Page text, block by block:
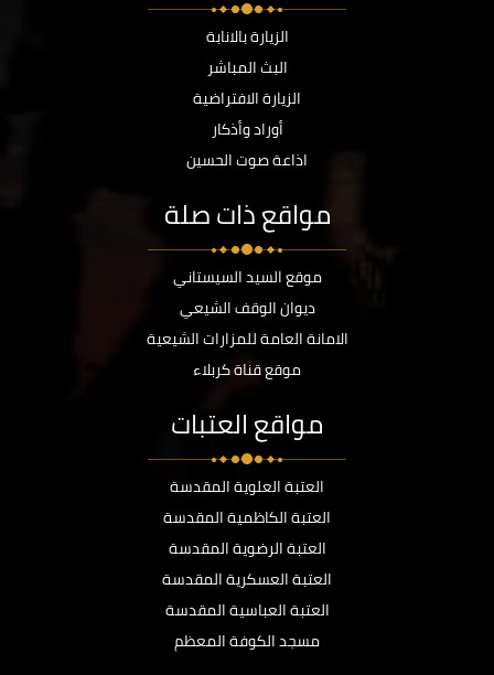
الزيارة بالانابة
البث المباشر
الزيارة الافتراضية
أوراد وأذكار
اذاعة صوت الحسين
مواقع ذات صلة
موقع السيد السيستاني
ديوان الوقف الشيعي
الامانة العامة للمزارات الشيعية
موقع قناة كربلاء
مواقع العتبات
العتبة العلوية المقدسة
العتبة الكاظمية المقدسة
العتبة الرضوية المقدسة
العتبة العسكرية المقدسة
العتبة العباسية المقدسة
مسجد الكوفة المعظم